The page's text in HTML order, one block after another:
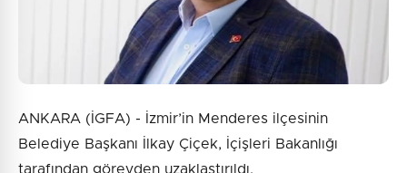
ANKARA (İGFA) - İzmir’in Menderes ilçesinin
Belediye Başkanı İlkay Çiçek, İçişleri Bakanlığı
tarafından görevden uzaklaştırıldı.